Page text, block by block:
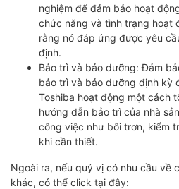
nghiệm để đảm bảo hoạt
chức năng và tình trạng hoạt
rằng nó đáp ứng được yêu
định.
Bảo trì và bảo dưỡng: Đảm
bảo trì và bảo dưỡng định kỳ
Toshiba hoạt động một cách
hướng dẫn bảo trì của nhà
công việc như bôi trơn, kiểm
khi cần thiết.
Ngoài ra, nếu quý vị có nhu cầu về
khác, có thể click tại đây: